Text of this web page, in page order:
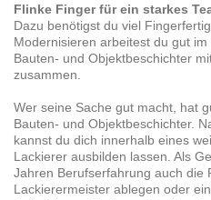
Flinke Finger für ein starkes
Dazu benötigst du viel
Modernisieren arbeitest du gut
Bauten- und Objektbeschichter
zusammen.
Wer seine Sache gut macht, hat
Bauten- und Objektbeschichter.
kannst du dich innerhalb eines
Lackierer ausbilden lassen. Als
Jahren Berufserfahrung auch die
Lackierermeister ablegen oder